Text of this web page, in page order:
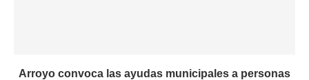
Arroyo convoca las ayudas municipales a personas